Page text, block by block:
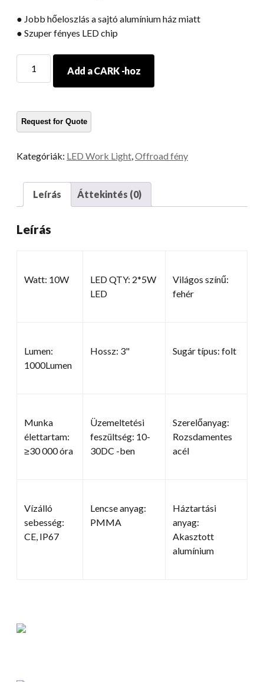
● Jobb hőeloszlás a sajtó alumínium ház miatt
● Szuper fényes LED chip
Work
mennyiség
Add a CARK -hoz
Kategóriák: LED Work Light Offroad fény
Leírás Áttekintés (0)
Leírás
Watt: 10W
LED QTY: 2*5W
LED
Világos színű:
fehér
Lumen:
1000Lumen
Hossz: 3" Sugár típus: folt
Munka
élettartam:
≥30 000 óra
Üzemeltetési
feszültség: 10-
30DC -ben
Szerelőanyag:
Rozsdamentes
acél
Vízálló
sebesség:
CE, IP67
Lencse anyag:
PMMA
Háztartási
anyag:
Akasztott
alumínium